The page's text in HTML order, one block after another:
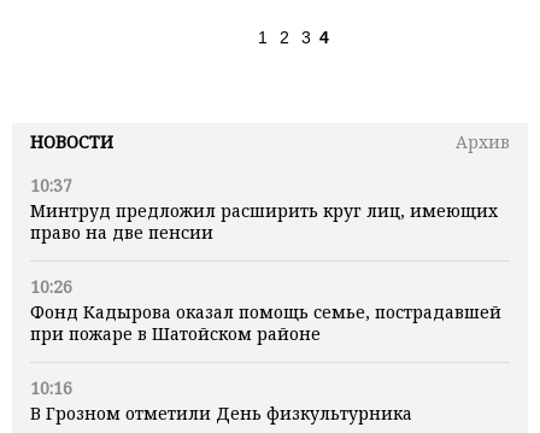
НОВОСТИ
Архив
10:37
Минтруд предложил расширить круг лиц, имеющих
право на две пенсии
10:26
Фонд Кадырова оказал помощь семье, пострадавшей
при пожаре в Шатойском районе
10:16
В Грозном отметили День физкультурника
1 2 3 4